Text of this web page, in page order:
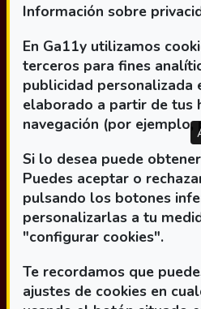
Información sobre
En Ga11y utilizamos
terceros para fines
publicidad personalizada
elaborado a partir de tus
navegación (por ejemplo,
Si lo desea puede obtener
Puedes aceptar o
pulsando los botones
personalizarlas a tu
"configurar cookies".
Te recordamos que
ajustes de cookies en
mecánica de juego.
historia de
Leer más acerca de